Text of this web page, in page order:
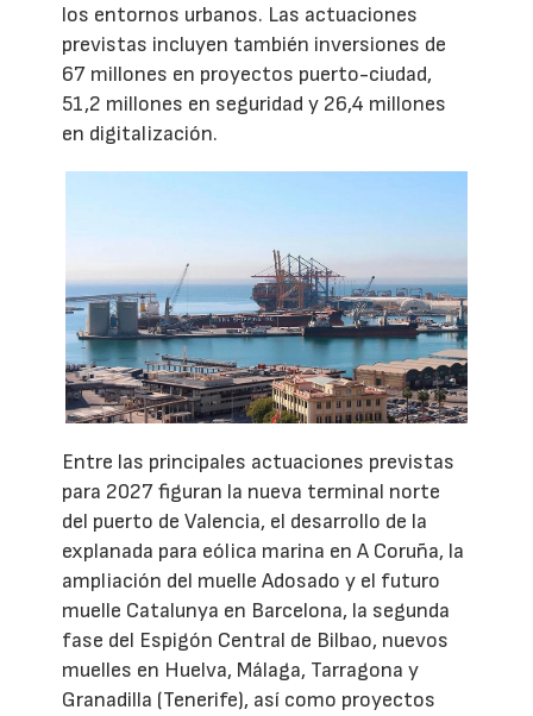
los entornos urbanos. Las actuaciones
previstas incluyen también inversiones de
67 millones en proyectos puerto-ciudad,
51,2 millones en seguridad y 26,4 millones
en digitalización.
Entre las principales actuaciones previstas
para 2027 figuran la nueva terminal norte
del puerto de Valencia, el desarrollo de la
explanada para eólica marina en A Coruña, la
ampliación del muelle Adosado y el futuro
muelle Catalunya en Barcelona, la segunda
fase del Espigón Central de Bilbao, nuevos
muelles en Huelva, Málaga, Tarragona y
Granadilla (Tenerife), así como proyectos